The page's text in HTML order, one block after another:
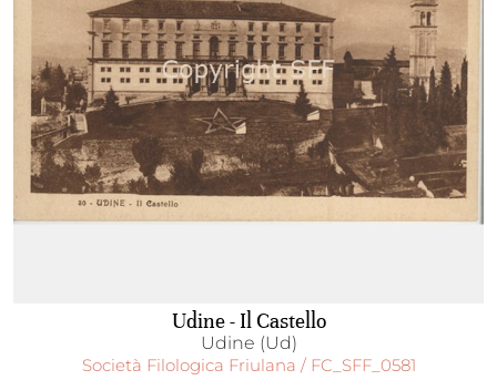
Udine - Il Castello
Udine (Ud)
Società Filologica Friulana / FC_SFF_0581